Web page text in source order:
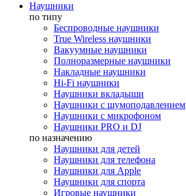
Наушники
по типу
Беспроводные наушники
True Wireless наушники
Вакуумные наушники
Полноразмерные наушники
Накладные наушники
Hi-Fi наушники
Наушники вкладыши
Наушники с шумоподавлением
Наушники с микрофоном
Наушники PRO и DJ
по назначению
Наушники для детей
Наушники для телефона
Наушники для Apple
Наушники для спорта
Игровые наушники